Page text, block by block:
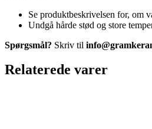
Se produktbeskrivelsen for, om
Undgå hårde stød og store
Spørgsmål? Skriv til
Relaterede varer